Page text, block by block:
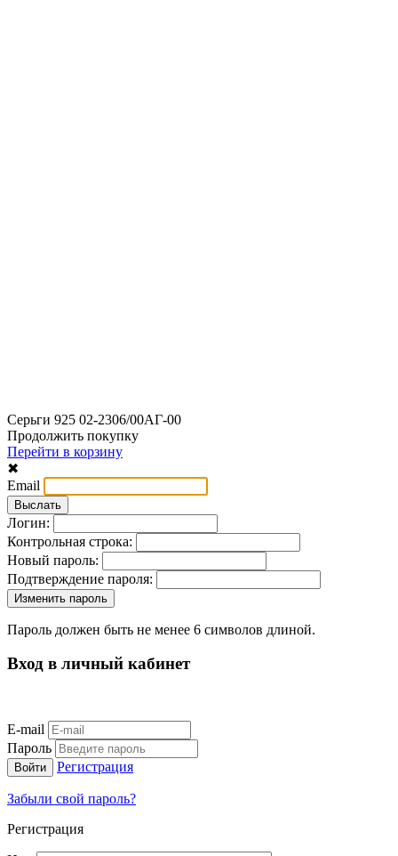
Серьги 925 02-2306/00АГ-00
Продолжить покупку
Перейти в корзину
✖
Email
Логин:
Контрольная строка:
Новый пароль:
Подтверждение пароля:
Пароль должен быть не менее 6 символов длиной.
Вход в личный кабинет
E-mail
Пароль
Регистрация
Забыли свой пароль?
Регистрация